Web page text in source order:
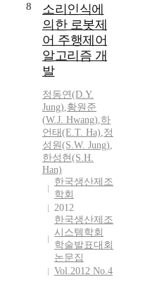
8
소리인식에
의한 로봇제
어 주행제어
알고리즘 개
발
정동연(D.Y.
Jung),황원준
(W.J. Hwang),하
언태(E.T. Ha),정
성원(S.W. Jung),
한성현(S.H.
Han)
한국생산제조
학회
2012
한국생산제조
시스템학회
학술발표대회
논문집
Vol.2012 No.4